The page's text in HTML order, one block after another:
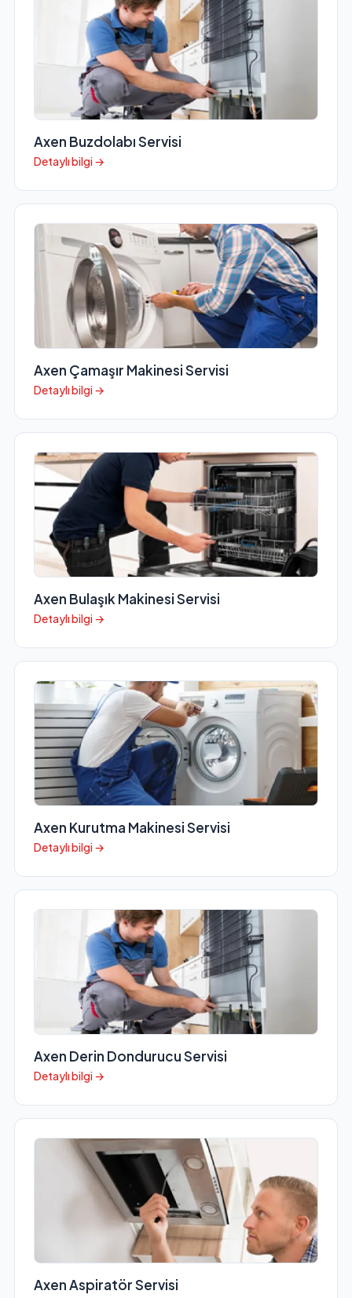
Axen Buzdolabı Servisi
Detaylı bilgi →
Axen Çamaşır Makinesi Servisi
Detaylı bilgi →
Axen Bulaşık Makinesi Servisi
Detaylı bilgi →
Axen Kurutma Makinesi Servisi
Detaylı bilgi →
Axen Derin Dondurucu Servisi
Detaylı bilgi →
Axen Aspiratör Servisi